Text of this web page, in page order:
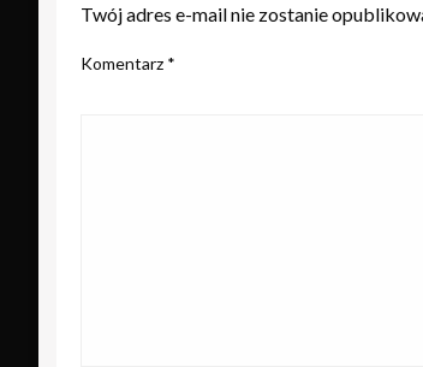
Twój adres e-mail nie zostanie
Komentarz *